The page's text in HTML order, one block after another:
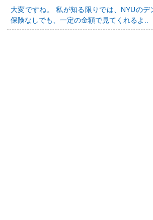
大変ですね。 私が知る限りでは、NYUのデ
保険なしでも、一定の金額で見てくれるよ..